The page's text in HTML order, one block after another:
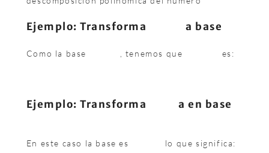
Ejemplo: Transforma a base
Como la base , tenemos que es:
Ejemplo: Transforma a en base
En este caso la base es lo que significa: